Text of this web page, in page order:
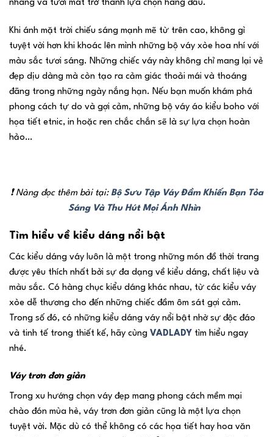
nhàng và tươi mát trở thành lựa chọn hàng đầu.
Khi ánh mặt trời chiếu sáng mạnh mẽ từ trên cao, không gì
tuyệt vời hơn khi khoác lên mình những bộ váy xòe hoa nhí với
màu sắc tươi sáng. Những chiếc váy này không chỉ mang lại vẻ
đẹp dịu dàng mà còn tạo ra cảm giác thoải mái và thoáng
đãng trong những ngày nắng hạn. Nếu bạn muốn khám phá
phong cách tự do và gợi cảm, những bộ váy áo kiểu boho với
họa tiết etnic, in hoặc ren chắc chắn sẽ là sự lựa chọn hoàn
hảo…
❗ Nàng đọc thêm bài tại: Bộ Sưu Tập Váy Đầm Khiến Bạn Tỏa
Sáng Và Thu Hút Mọi Ánh Nhìn
Tìm hiểu về kiểu dáng nổi bật
Các kiểu dáng váy luôn là một trong những món đồ thời trang
được yêu thích nhất bởi sự đa dạng về kiểu dáng, chất liệu và
màu sắc. Có hàng chục kiểu dáng khác nhau, từ các kiểu váy
xòe dễ thương cho đến những chiếc đầm ôm sát gợi cảm.
Trong số đó, có những kiểu dáng váy nổi bật nhờ sự độc đáo
và tinh tế trong thiết kế, hãy cùng VADLADY tìm hiểu ngay
nhé.
Váy trơn đơn giản
Trong xu hướng chọn váy đẹp mang phong cách mềm mại
chào đón mùa hè, váy trơn đơn giản cũng là một lựa chọn
tuyệt vời. Mặc dù có thể không có các họa tiết hay hoa văn